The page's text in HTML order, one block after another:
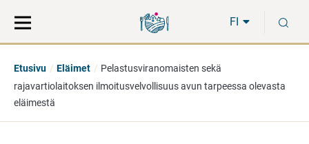
suoraan
sisältöön
koko
sivuston
FI
Etusivu Eläimet
Pelastusviranomaisten sekä
rajavartiolaitoksen ilmoitusvelvollisuus avun tarpeessa olevasta
eläimestä